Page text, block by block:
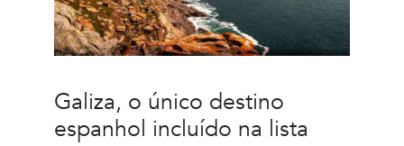
Galiza, o único destino
espanhol incluído na lista